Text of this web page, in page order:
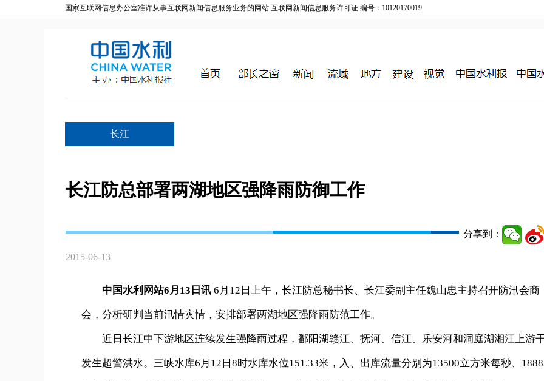
国家互联网信息办公室准许从事互联网新闻信息服务业务的网站 互联网新闻信息服务许可证 编号：10120170019
长江
长江防总部署两湖地区强降雨防御工作
分享到：
2015-06-13
中国水利网站6月13日讯 6月12日上午，长江防总秘书长、长江委副主任魏山忠主持召开防汛会商
会，分析研判当前汛情灾情，安排部署两湖地区强降雨防范工作。
近日长江中下游地区连续发生强降雨过程，鄱阳湖赣江、抚河、信江、乐安河和洞庭湖湘江上游
发生超警洪水。三峡水库6月12日8时水库水位151.33米，入、出库流量分别为13500立方米每秒、